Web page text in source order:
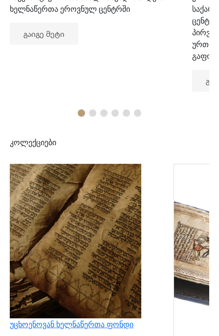
ხელნაწერთა ეროვნულ ცენტრში
გაიგე მეტი
კოლექციები
უცხოენოვან ხელნაწერთა ფონდი